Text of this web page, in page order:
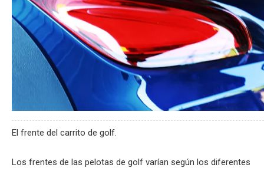
El frente del carrito de golf.
Los frentes de las pelotas de golf varían según los diferentes